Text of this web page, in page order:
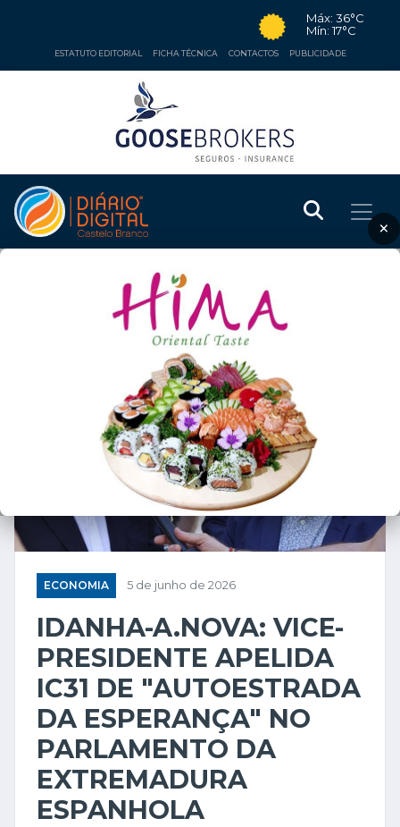
Máx: 36°C
Mín: 17°C
ESTATUTO EDITORIAL FICHA TÉCNICA CONTACTOS PUBLICIDADE
×
ECONOMIA 5 de junho de 2026
IDANHA-A.NOVA: VICE-
PRESIDENTE APELIDA
IC31 DE "AUTOESTRADA
DA ESPERANÇA" NO
PARLAMENTO DA
EXTREMADURA
ESPANHOLA